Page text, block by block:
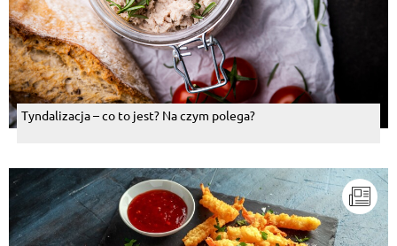
Tyndalizacja – co to jest? Na czym polega?